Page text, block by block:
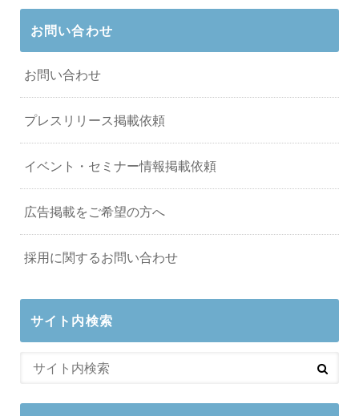
お問い合わせ
お問い合わせ
プレスリリース掲載依頼
イベント・セミナー情報掲載依頼
広告掲載をご希望の方へ
採用に関するお問い合わせ
サイト内検索